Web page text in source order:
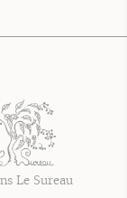
Le Sureau